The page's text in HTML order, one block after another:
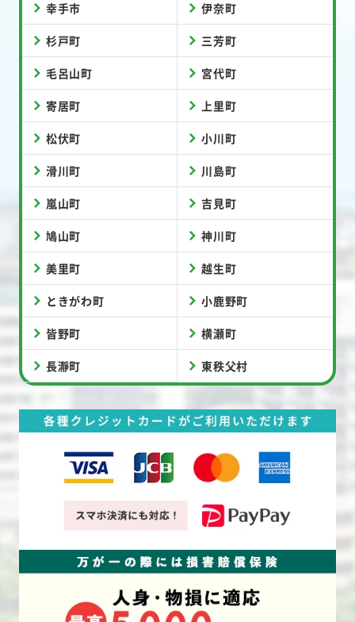
幸手市 伊奈町
杉戸町 三芳町
毛呂山町 宮代町
寄居町 上里町
松伏町 小川町
滑川町 川島町
嵐山町 吉見町
鳩山町 神川町
美里町 越生町
ときがわ町 小鹿野町
皆野町 横瀬町
長瀞町 東秩父村